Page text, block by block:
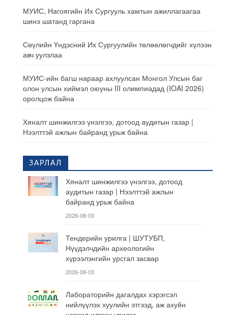
МУИС, Нагоягийн Их Сургууль хамтын ажиллагаагаа
шинэ шатанд гаргана
Сөүлийн Үндэсний Их Сургуулийн төлөөлөгчдийг хүлээн
авч уулзлаа
МУИС-ийн багш нараар ахлуулсан Монгол Улсын баг
олон улсын хиймэл оюуны III олимпиадад (IOAI 2026)
оролцож байна
Хяналт шинжилгээ үнэлгээ, дотоод аудитын газар |
Нээлттэй ажлын байранд урьж байна
ЗАРЛАЛ
Хяналт шинжилгээ үнэлгээ, дотоод
аудитын газар | Нээлттэй ажлын
байранд урьж байна
2026-08-03
Тендерийн урилга | ШУТУБП,
Нүүдэлчдийн археологийн
хүрээлэнгийн урсгал засвар
2026-08-03
Лабораторийн дагалдах хэрэгсэл
нийлүүлэх хуулийн этгээд, аж ахуйн